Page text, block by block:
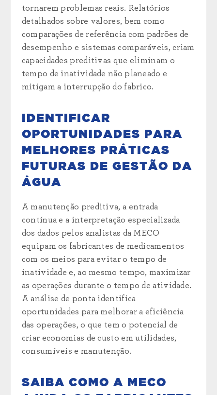
tornarem problemas reais. Relatórios
detalhados sobre valores, bem como
comparações de referência com padrões de
desempenho e sistemas comparáveis, criam
capacidades preditivas que eliminam o
tempo de inatividade não planeado e
mitigam a interrupção do fabrico.
IDENTIFICAR
OPORTUNIDADES PARA
MELHORES PRÁTICAS
FUTURAS DE GESTÃO DA
ÁGUA
A manutenção preditiva, a entrada
contínua e a interpretação especializada
dos dados pelos analistas da MECO
equipam os fabricantes de medicamentos
com os meios para evitar o tempo de
inatividade e, ao mesmo tempo, maximizar
as operações durante o tempo de atividade.
A análise de ponta identifica
oportunidades para melhorar a eficiência
das operações, o que tem o potencial de
criar economias de custo em utilidades,
consumíveis e manutenção.
SAIBA COMO A MECO